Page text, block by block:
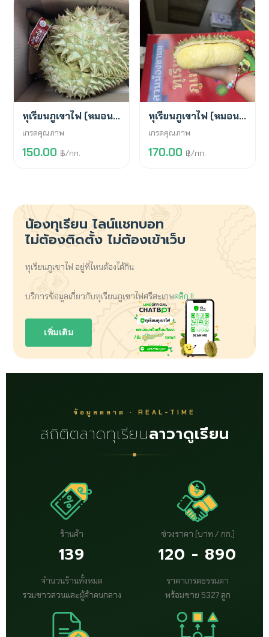
พร้อมขาย ทุเรียนภูเขาไฟ (หมอนทอง)
เกรดคุณภาพ
150.00 ฿/กก.
พร้อมขาย ทุเรียนภูเขาไฟ (หมอนทอง)
เกรดคุณภาพ
170.00 ฿/กก.
น้องทุเรียน ไลน์แชทบอท
ไม่ต้องติดตั้ง ไม่ต้องเข้าเว็บ
ทุเรียนภูเขาไฟ อยู่ที่ไหนต้องได้กิน
บริการข้อมูลเกี่ยวกับทุเรียนภูเขาไฟศรีสะเกษคลิก !!
เพิ่มเติม
ข้อมูลตลาด · REAL-TIME
สถิติตลาดทุเรียนลาวาดูเรียน
ร้านค้า
139
จำนวนร้านทั้งหมด
รวมชาวสวนและผู้ค้าคนกลาง
ช่วงราคา (บาท / กก.)
120 - 890
ราคาเกรดธรรมดา
พร้อมขาย 5327 ลูก